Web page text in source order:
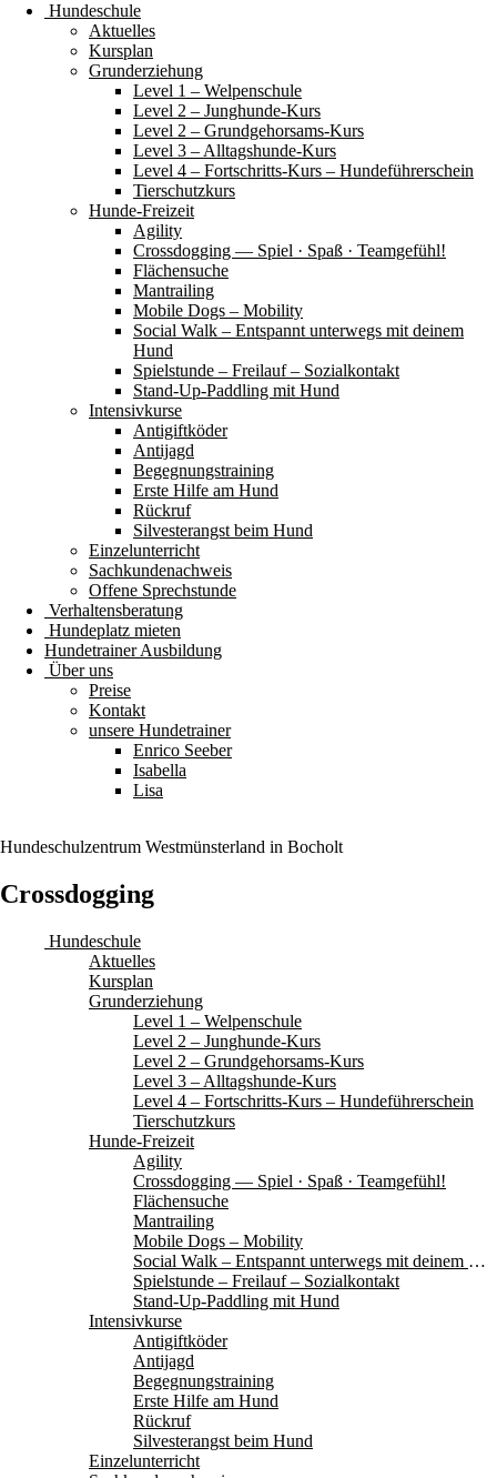
Hundeschule
Aktuelles
Kursplan
Grunderziehung
Level 1 – Welpenschule
Level 2 – Junghunde-Kurs
Level 2 – Grundgehorsams-Kurs
Level 3 – Alltagshunde-Kurs
Level 4 – Fortschritts-Kurs – Hundeführerschein
Tierschutzkurs
Hunde-Freizeit
Agility
Crossdogging — Spiel · Spaß · Teamgefühl!
Flächensuche
Mantrailing
Mobile Dogs – Mobility
Social Walk – Entspannt unterwegs mit deinem
Hund
Spielstunde – Freilauf – Sozialkontakt
Stand-Up-Paddling mit Hund
Intensivkurse
Antigiftköder
Antijagd
Begegnungstraining
Erste Hilfe am Hund
Rückruf
Silvesterangst beim Hund
Einzelunterricht
Sachkundenachweis
Offene Sprechstunde
Verhaltensberatung
Hundeplatz mieten
Hundetrainer Ausbildung
Über uns
Preise
Kontakt
unsere Hundetrainer
Enrico Seeber
Isabella
Lisa
Hundeschulzentrum Westmünsterland in Bocholt
Crossdogging
Hundeschule
Aktuelles
Kursplan
Grunderziehung
Level 1 – Welpenschule
Level 2 – Junghunde-Kurs
Level 2 – Grundgehorsams-Kurs
Level 3 – Alltagshunde-Kurs
Level 4 – Fortschritts-Kurs – Hundeführerschein
Tierschutzkurs
Hunde-Freizeit
Agility
Crossdogging — Spiel · Spaß · Teamgefühl!
Flächensuche
Mantrailing
Mobile Dogs – Mobility
Social Walk – Entspannt unterwegs mit deinem Hund
Spielstunde – Freilauf – Sozialkontakt
Stand-Up-Paddling mit Hund
Intensivkurse
Antigiftköder
Antijagd
Begegnungstraining
Erste Hilfe am Hund
Rückruf
Silvesterangst beim Hund
Einzelunterricht